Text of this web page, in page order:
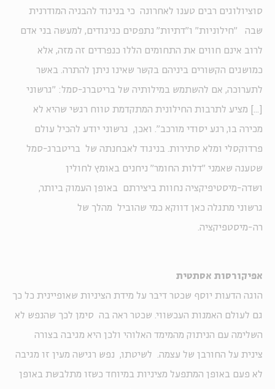
סוציולוגים רבים טענו לאחרונה כי בניגוד להבניה המודרנית
שבה "חילוניות" ו"דתיות" נתפסים כניגודים, למעשה בני אדם
לרוב אינם חווים את התחומים הללו כנפרדים זה מזה, אלא
כמושגים הקשורים ביניהם בקשר שאינו ניתן להתרה. באשר
לתערוכה, אם להשתמש במילותיה של בריטברג-סמל: "גרשוני
[...] מציע לתרבות החילונית המתקדמת טווח רגשי שהיא לא
מכירה בו, רגע יסודי מורכב". ואכן, גרשוני יודע להכיל עולם
פרדוקסלי ומלא סתירות. בניגוד לאבחנתה של בריטברג-סמל
שטענה שאמני "דלות החומר" ניחנים באומץ לחולין
ושדה-מיסטיפיקציה נחוות ביצירתם באופן העמוק ביותר,
גרשוני מתגלה כאן דווקא כמי שהוביל מהלך של
רה-מיסטפיקציה.
אפיקורסות אסתטית
הוגה הדעות יוסף שכטר דיבר על מידת הציניות שאופיינית כל כך
גם לעולם האמנות העכשווי. שכטר ראה בה סימן לכך שהנפש לא
השלימה עם הניתוק מהמימד האלוהי ולכן היא מגיבה בצורה
צינית על החורבן של עצמה. לשיטתו, נפש רגישה מעין זו מגיבה
לא פעם באופן המתפעל מציניות במיוחד כשזו מתלבשת באופן